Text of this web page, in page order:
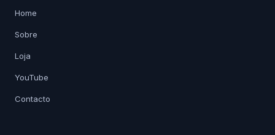
Home
Sobre
Loja
YouTube
Contacto